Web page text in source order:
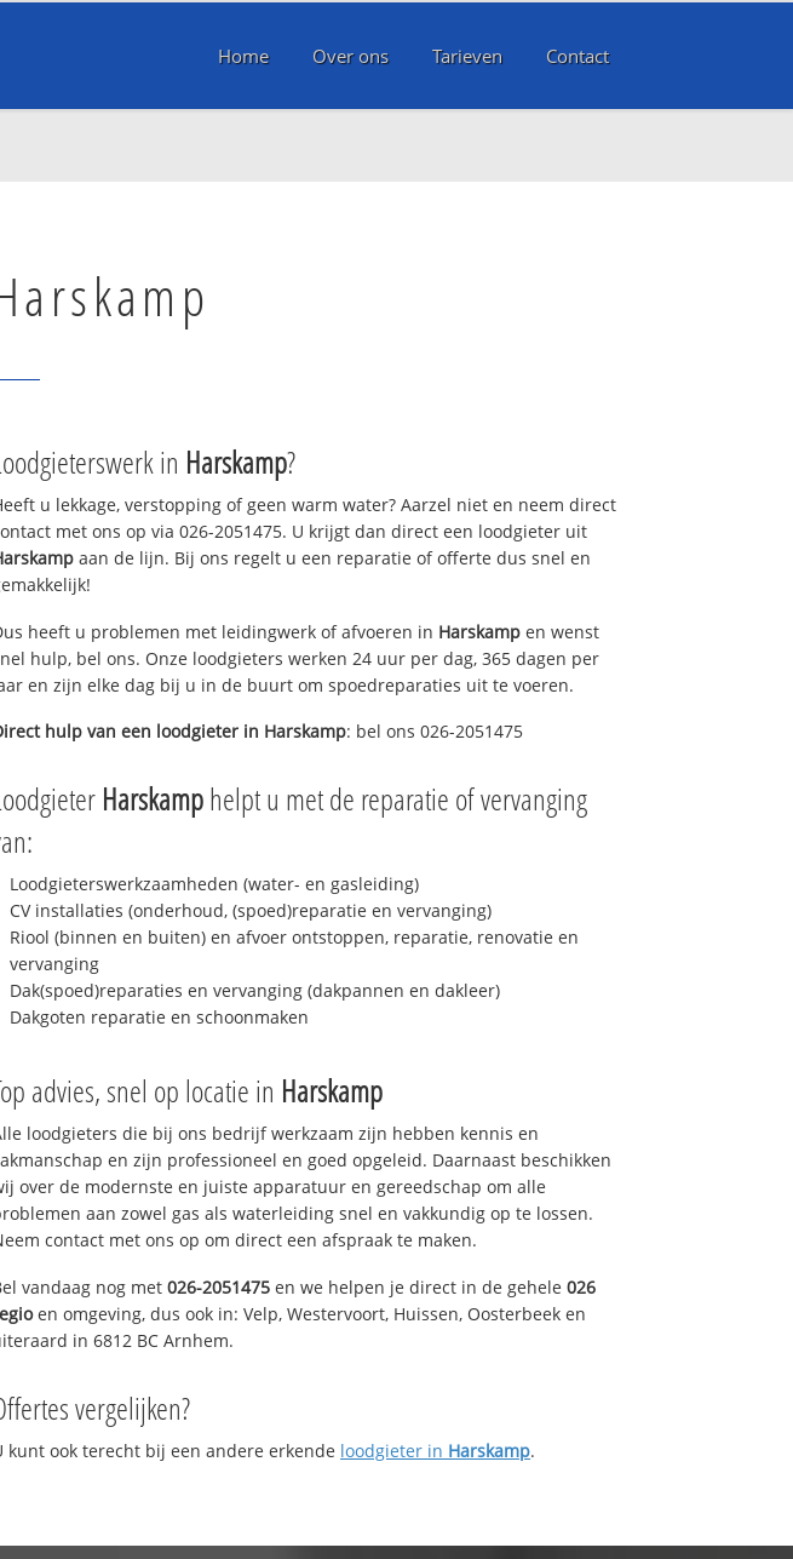
Home Over ons Tarieven Contact
in Harskamp?
u lekkage, verstopping of geen warm water? Aarzel niet en neem direct
met ons op via 026-2051475. U krijgt dan direct een loodgieter uit
aan de lijn. Bij ons regelt u een reparatie of offerte dus snel en
heeft u problemen met leidingwerk of afvoeren in Harskamp en wenst
hulp, bel ons. Onze loodgieters werken 24 uur per dag, 365 dagen per
en zijn elke dag bij u in de buurt om spoedreparaties uit te voeren.
hulp van een loodgieter in Harskamp: bel ons 026-2051475
Harskamphelpt u met de reparatie of vervanging
Loodgieterswerkzaamheden (water- en gasleiding)
CV installaties (onderhoud, (spoed)reparatie en vervanging)
Riool (binnen en buiten) en afvoer ontstoppen, reparatie, renovatie en
vervanging
Dak(spoed)reparaties en vervanging (dakpannen en dakleer)
Dakgoten reparatie en schoonmaken
advies, snel op locatie in Harskamp
loodgieters die bij ons bedrijf werkzaam zijn hebben kennis en
en zijn professioneel en goed opgeleid. Daarnaast beschikken
over de modernste en juiste apparatuur en gereedschap om alle
aan zowel gas als waterleiding snel en vakkundig op te lossen.
contact met ons op om direct een afspraak te maken.
vandaag nog met 026-2051475 en we helpen je direct in de gehele 026
en omgeving, dus ook in: Velp, Westervoort, Huissen, Oosterbeek en
in 6812 BC Arnhem.
vergelijken?
kunt ook terecht bij een andere erkende loodgieter in Harskamp.